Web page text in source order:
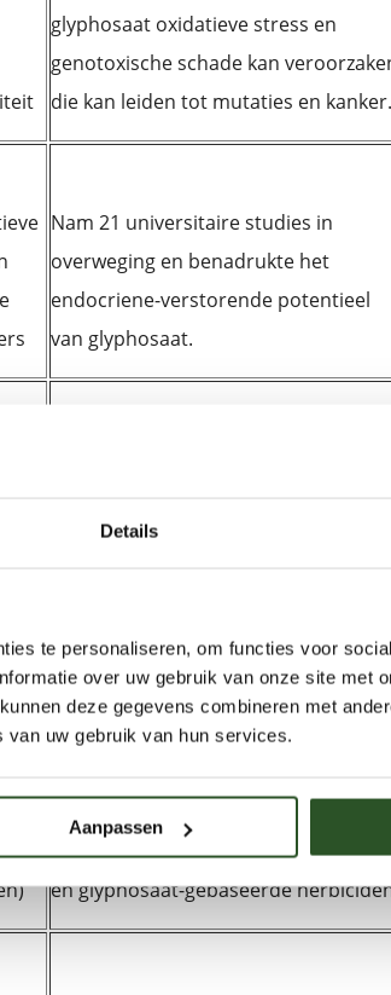
Details
te personaliseren, om functies voor
over uw gebruik van onze site met
deze gegevens combineren met
uw gebruik van hun services.
Aanpassen
glyphosaat oxidatieve stress en
genotoxische schade kan
die kan leiden tot mutaties en kanker.
Nam 21 universitaire studies in
overweging en benadrukte het
endocriene-verstorende potentieel
van glyphosaat.
mogelijke verbanden met
neurodegeneratieve pathologieën.
Nam 5 universitaire studies in
epigenetische werking van
en glyphosaat-gebaseerde